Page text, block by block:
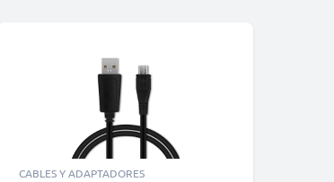
CABLES Y ADAPTADORES